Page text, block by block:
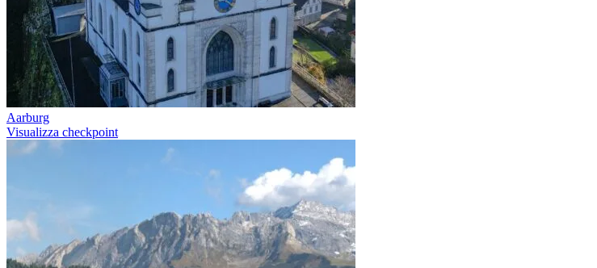
Scarica GPX
Aarburg
Visualizza checkpoint